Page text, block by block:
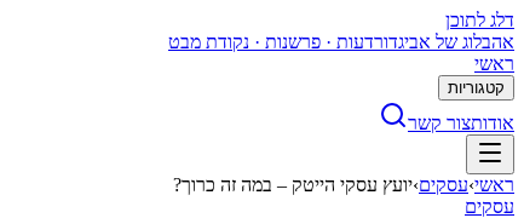
דלג לתוכן
אהבלוג של אביגדורדעות · פרשנות · נקודת מבט
ראשי
קטגוריות
אודותצור קשר
ראשי›עסקים›יועץ עסקי הייטק – במה זה כרוך?
עסקים